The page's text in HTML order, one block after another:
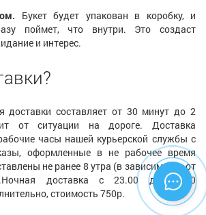
Букет будет упакован в коробку, и
поймет, что внутри. Это создаст
и интерес.
доставки составляет от 30 минут до 2
от ситуации на дороге. Доставка
часы нашей курьерской службы с
оформленные в не рабочее время
не ранее 8 утра (в зависимости от
доставка с 23.00 до 07.00
стоимость 750р.